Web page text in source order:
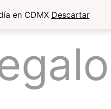
en CDMX Descartar